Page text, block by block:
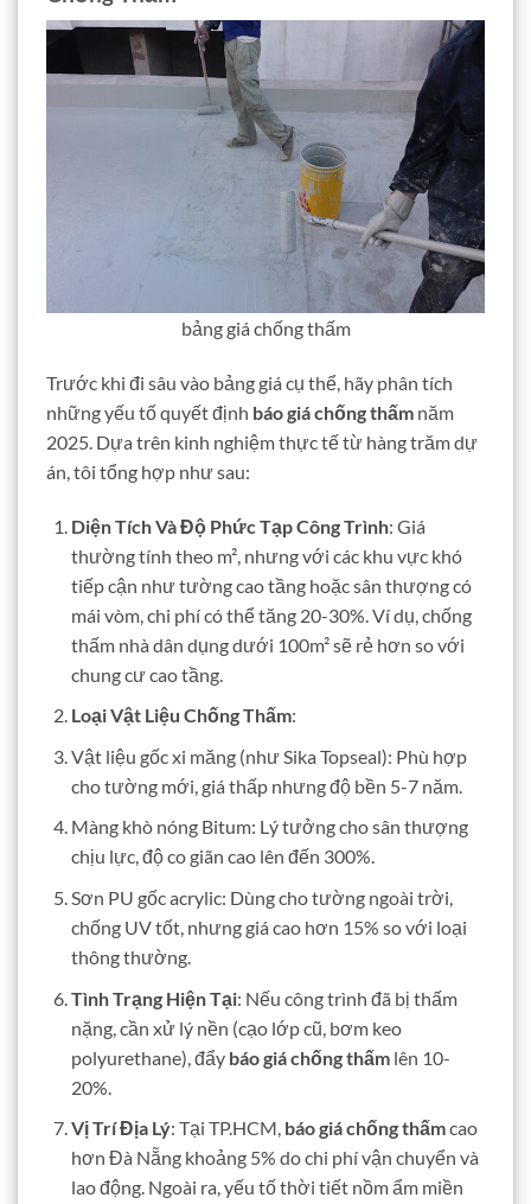
bảng giá chống thấm
Trước khi đi sâu vào bảng giá cụ thể, hãy phân tích
những yếu tố quyết định báo giá chống thấm năm
2025. Dựa trên kinh nghiệm thực tế từ hàng trăm dự
án, tôi tổng hợp như sau:
Diện Tích Và Độ Phức Tạp Công Trình: Giá
thường tính theo m², nhưng với các khu vực khó
tiếp cận như tường cao tầng hoặc sân thượng có
mái vòm, chi phí có thể tăng 20-30%. Ví dụ, chống
thấm nhà dân dụng dưới 100m² sẽ rẻ hơn so với
chung cư cao tầng.
Loại Vật Liệu Chống Thấm:
Vật liệu gốc xi măng (như Sika Topseal): Phù hợp
cho tường mới, giá thấp nhưng độ bền 5-7 năm.
Màng khò nóng Bitum: Lý tưởng cho sân thượng
chịu lực, độ co giãn cao lên đến 300%.
Sơn PU gốc acrylic: Dùng cho tường ngoài trời,
chống UV tốt, nhưng giá cao hơn 15% so với loại
thông thường.
Tình Trạng Hiện Tại: Nếu công trình đã bị thấm
nặng, cần xử lý nền (cạo lớp cũ, bơm keo
polyurethane), đẩy báo giá chống thấmlên 10-
20%.
Vị Trí Địa Lý: Tại TP.HCM, báo giá chống thấmcao
hơn Đà Nẵng khoảng 5% do chi phí vận chuyển và
lao động. Ngoài ra, yếu tố thời tiết nồm ẩm miền